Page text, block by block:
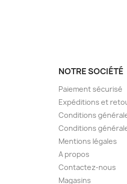
NOTRE SOCIÉTÉ
Paiement sécurisé
Expéditions et
Conditions
Conditions
Mentions légales
A propos
Contactez-nous
Magasins